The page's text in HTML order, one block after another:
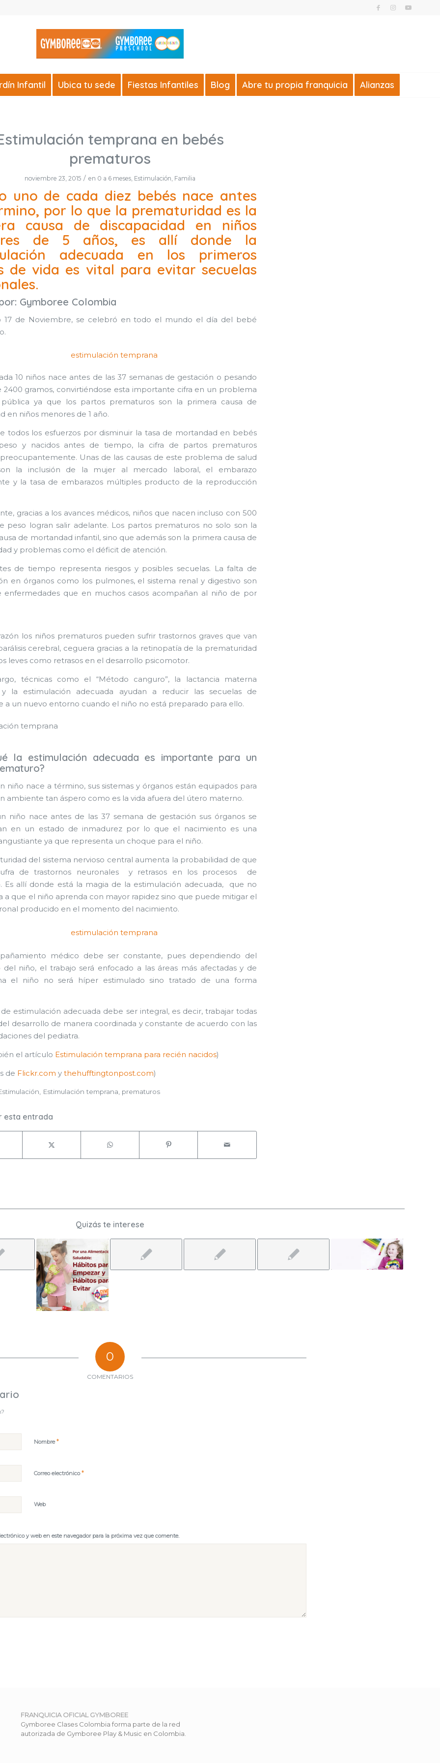
Infantil Ubica tu sede Fiestas Infantiles Blog Abre tu propia franquicia Alianzas
temprana en bebés
prematuros
noviembre 23, 2015 / en 0 a 6 meses, Estimulación, Familia
uno de cada diez bebés nace antes
por lo que la prematuridad es la
causa de discapacidad en niños
de 5 años, es allí donde la
adecuada en los primeros
de vida es vital para evitar secuelas
Gymboree Colombia
17 de Noviembre, se celebró en todo el mundo el día del bebé
10 niños nace antes de las 37 semanas de gestación o pesando
2400 gramos, convirtiéndose esta importante cifra en un problema
ya que los partos prematuros son la primera causa de
en niños menores de 1 año.
todos los esfuerzos por disminuir la tasa de mortandad en bebés
y nacidos antes de tiempo, la cifra de partos prematuros
Unas de las causas de este problema de salud
la inclusión de la mujer al mercado laboral, el embarazo
y la tasa de embarazos múltiples producto de la reproducción
gracias a los avances médicos, niños que nacen incluso con 500
peso logran salir adelante. Los partos prematuros no solo son la
de mortandad infantil, sino que además son la primera causa de
y problemas como el déficit de atención.
de tiempo representa riesgos y posibles secuelas. La falta de
en órganos como los pulmones, el sistema renal y digestivo son
enfermedades que en muchos casos acompañan al niño de por
los niños prematuros pueden sufrir trastornos graves que van
cerebral, ceguera gracias a la retinopatía de la prematuridad
leves como retrasos en el desarrollo psicomotor.
técnicas como el “Método canguro”, la lactancia materna
y la estimulación adecuada ayudan a reducir las secuelas de
a un nuevo entorno cuando el niño no está preparado para ello.
la estimulación adecuada es importante para un
niño nace a término, sus sistemas y órganos están equipados para
ambiente tan áspero como es la vida afuera del útero materno.
niño nace antes de las 37 semana de gestación sus órganos se
en un estado de inmadurez por lo que el nacimiento es una
ya que representa un choque para el niño.
del sistema nervioso central aumenta la probabilidad de que
de trastornos neuronales y retrasos en los procesos de
Es allí donde está la magia de la estimulación adecuada, que no
a que el niño aprenda con mayor rapidez sino que puede mitigar el
producido en el momento del nacimiento.
médico debe ser constante, pues dependiendo del
del niño, el trabajo será enfocado a las áreas más afectadas y de
el niño no será híper estimulado sino tratado de una forma
de estimulación adecuada debe ser integral, es decir, trabajar todas
desarrollo de manera coordinada y constante de acuerdo con las
del pediatra.
el artículo Estimulación temprana para recién nacidos)
de Flickr.com y thehufftingtonpost.com)
, Estimulación temprana, prematuros
esta entrada
Quizás te interese
0
COMENTARIOS
Nombre*
Correo electrónico*
Web
y web en este navegador para la próxima vez que comente.
FRANQUICIA OFICIAL GYMBOREE
Gymboree Clases Colombia forma parte de la red
autorizada de Gymboree Play & Music en Colombia.